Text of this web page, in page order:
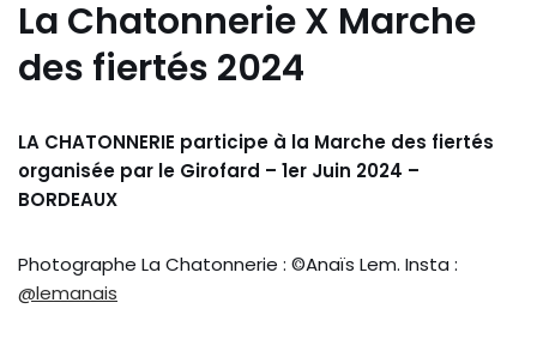
La Chatonnerie X Marche
des fiertés 2024
LA CHATONNERIE participe à la Marche des fiertés
organisée par le Girofard – 1er Juin 2024 –
BORDEAUX
Photographe La Chatonnerie : ©Anaïs Lem. Insta :
@lemanais